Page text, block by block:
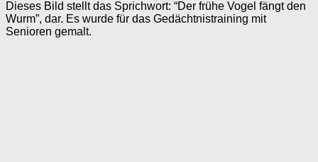
Dieses Bild stellt das Sprichwort: “Der frühe Vogel fängt den
Wurm”, dar. Es wurde für das Gedächtnistraining mit
Senioren gemalt.